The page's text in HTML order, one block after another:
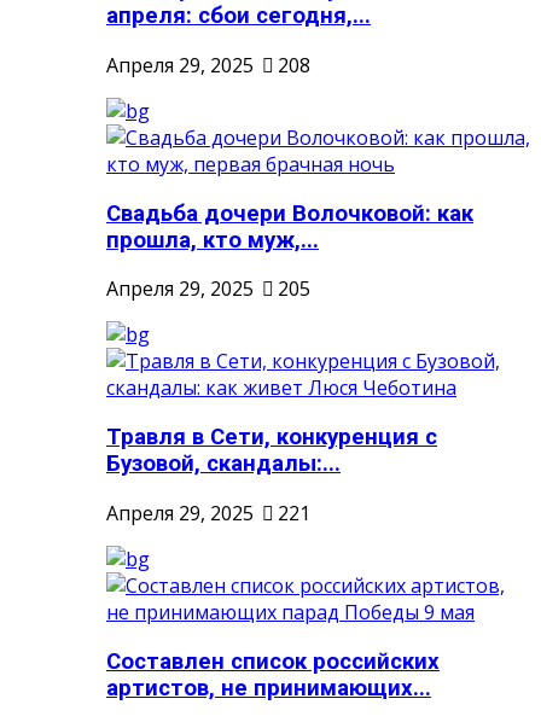
апреля: сбои сегодня,...
Апреля 29, 2025
208
Свадьба дочери Волочковой: как
прошла, кто муж,...
Апреля 29, 2025
205
Травля в Сети, конкуренция с
Бузовой, скандалы:...
Апреля 29, 2025
221
Составлен список российских
артистов, не принимающих...